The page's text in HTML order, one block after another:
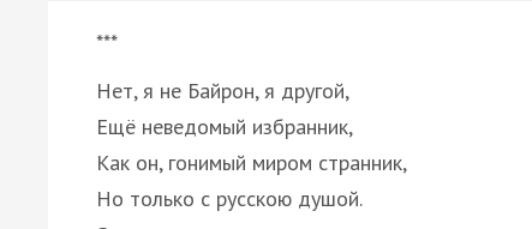
***
Нет, я не Байрон, я другой,
Ещё неведомый избранник,
Как он, гонимый миром странник,
Но только с русскою душой.